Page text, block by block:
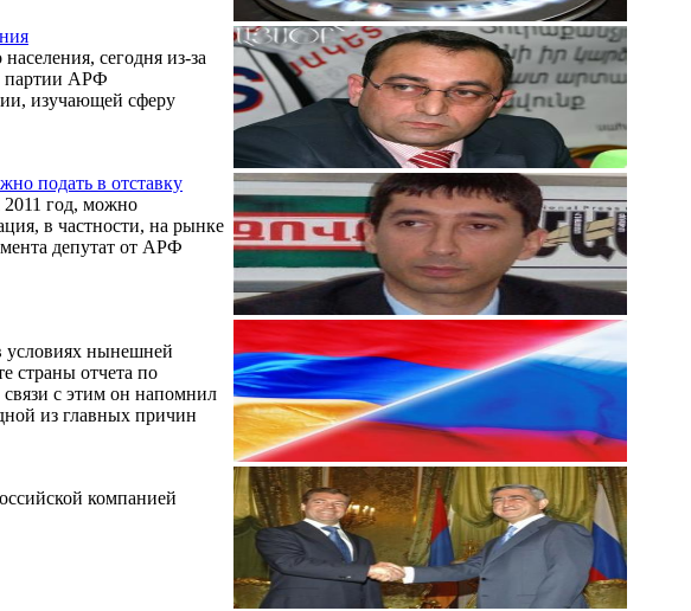
сегодня из-за
партии АРФ
изучающей сферу
подать в отставку
2011 год, можно
в частности, на рынке
депутат от АРФ
условиях нынешней
страны отчета по
с этим он напомнил
из главных причин
компанией